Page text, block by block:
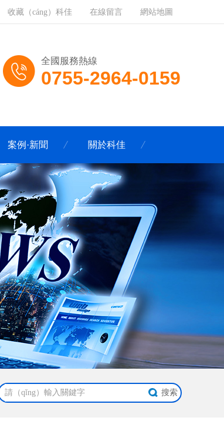
收藏（cáng）科佳 在線留言 網站地圖
全國服務熱線
0755-2964-0159
案例·新聞 關於科佳